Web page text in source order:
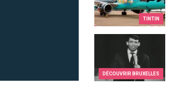
TINTIN
DÉCOUVRIR BRUXELLES
Ils chantent Bruxelles